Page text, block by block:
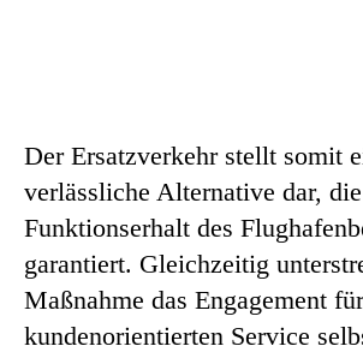
Der Ersatzverkehr stellt somit
verlässliche Alternative dar,
Funktionserhalt des
garantiert. Gleichzeitig
Maßnahme das Engagement
kundenorientierten Service